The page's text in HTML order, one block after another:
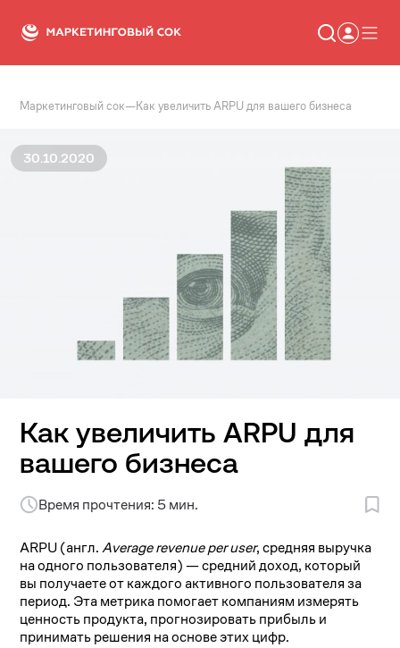
Статьи
Маркетинговый сок—Как увеличить ARPU для вашего бизнеса
30.10.2020
Как увеличить ARPU для
вашего бизнеса
Время прочтения: 5 мин.
ARPU (англ.Average revenue per user, средняя выручка
на одного пользователя) — средний доход, который
вы получаете от каждого активного пользователя за
период. Эта метрика помогает компаниям измерять
ценность продукта, прогнозировать прибыль и
принимать решения на основе этих цифр.